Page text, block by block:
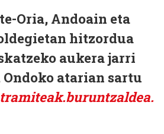
Oria, Andoain eta
hitzordua
aukera jarri
atarian sartu
tramiteak.buruntzaldea.